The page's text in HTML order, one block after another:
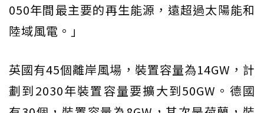
050年間最主要的再生能源，遠超過太陽能和
陸域風電。」
英國有45個離岸風場，裝置容量為14GW，計
劃到2030年裝置容量要擴大到50GW。德國